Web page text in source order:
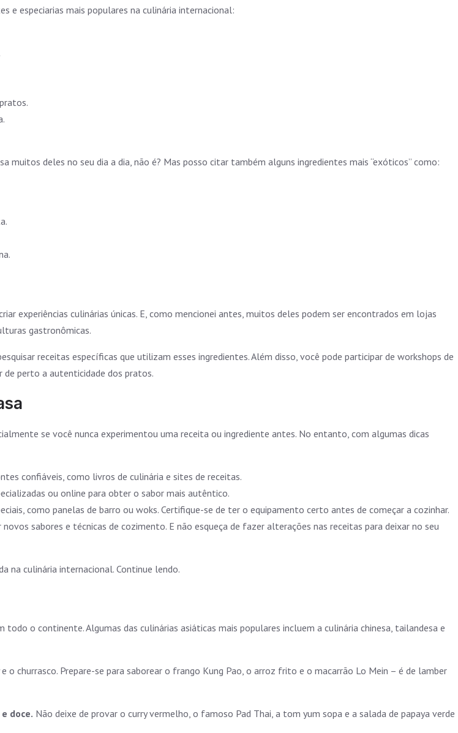
e especiarias mais populares na culinária internacional:
muitos deles no seu dia a dia, não é? Mas posso citar também alguns ingredientes mais “exóticos” como:
experiências culinárias únicas. E, como mencionei antes, muitos deles podem ser encontrados em lojas
gastronômicas.
receitas específicas que utilizam esses ingredientes. Além disso, você pode participar de workshops de
de perto a autenticidade dos pratos.
se você nunca experimentou uma receita ou ingrediente antes. No entanto, com algumas dicas
confiáveis, como livros de culinária e sites de receitas.
ou online para obter o sabor mais autêntico.
como panelas de barro ou woks. Certifique-se de ter o equipamento certo antes de começar a cozinhar.
sabores e técnicas de cozimento. E não esqueça de fazer alterações nas receitas para deixar no seu
na culinária internacional. Continue lendo.
o continente. Algumas das culinárias asiáticas mais populares incluem a culinária chinesa, tailandesa e
o churrasco. Prepare-se para saborear o frango Kung Pao, o arroz frito e o macarrão Lo Mein – é de lamber
doce. Não deixe de provar o curry vermelho, o famoso Pad Thai, a tom yum sopa e a salada de papaya verde